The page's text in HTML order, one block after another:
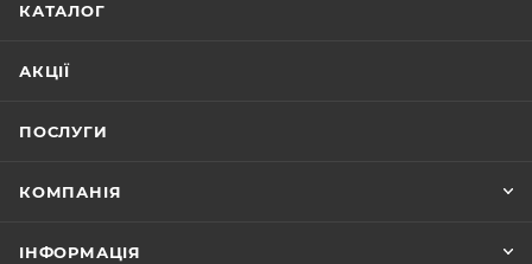
КАТАЛОГ
АКЦІЇ
ПОСЛУГИ
КОМПАНІЯ
ІНФОРМАЦІЯ